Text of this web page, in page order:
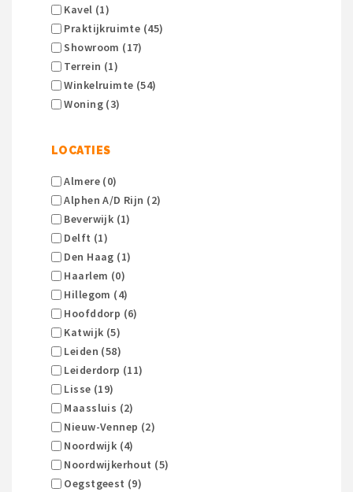
Kavel (1)
Praktijkruimte (45)
Showroom (17)
Terrein (1)
Winkelruimte (54)
Woning (3)
LOCATIES
Almere (0)
Alphen A/d Rijn (2)
Beverwijk (1)
Delft (1)
Den Haag (1)
Haarlem (0)
Hillegom (4)
Hoofddorp (6)
Katwijk (5)
Leiden (58)
Leiderdorp (11)
Lisse (19)
Maassluis (2)
Nieuw-Vennep (2)
Noordwijk (4)
Noordwijkerhout (5)
Oegstgeest (9)